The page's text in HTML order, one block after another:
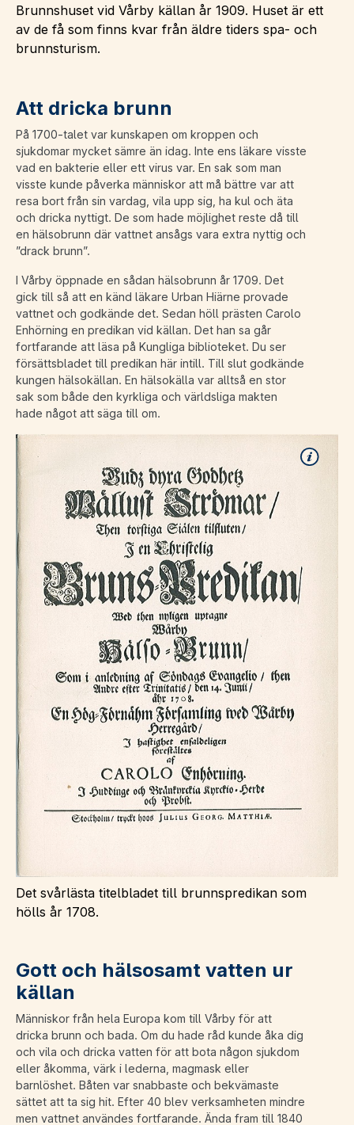
Brunnshuset vid Vårby källan år 1909. Huset är ett
av de få som finns kvar från äldre tiders spa- och
brunnsturism.
Att dricka brunn
På 1700-talet var kunskapen om kroppen och
sjukdomar mycket sämre än idag. Inte ens läkare visste
vad en bakterie eller ett virus var. En sak som man
visste kunde påverka människor att må bättre var att
resa bort från sin vardag, vila upp sig, ha kul och äta
och dricka nyttigt. De som hade möjlighet reste då till
en hälsobrunn där vattnet ansågs vara extra nyttig och
”drack brunn”.
I Vårby öppnade en sådan hälsobrunn år 1709. Det
gick till så att en känd läkare Urban Hiärne provade
vattnet och godkände det. Sedan höll prästen Carolo
Enhörning en predikan vid källan. Det han sa går
fortfarande att läsa på Kungliga biblioteket. Du ser
försättsbladet till predikan här intill. Till slut godkände
kungen hälsokällan. En hälsokälla var alltså en stor
sak som både den kyrkliga och världsliga makten
hade något att säga till om.
Det svårlästa titelbladet till brunnspredikan som
hölls år 1708.
Gott och hälsosamt vatten ur
källan
Människor från hela Europa kom till Vårby för att
dricka brunn och bada. Om du hade råd kunde åka dig
och vila och dricka vatten för att bota någon sjukdom
eller åkomma, värk i lederna, magmask eller
barnlöshet. Båten var snabbaste och bekvämaste
sättet att ta sig hit. Efter 40 blev verksamheten mindre
men vattnet användes fortfarande. Ända fram till 1840